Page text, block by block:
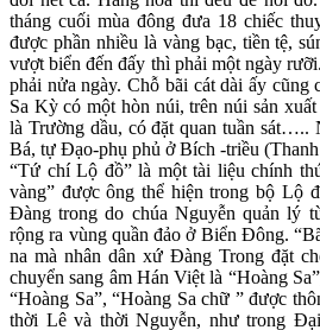
tháng cuối mùa đông đưa 18 chiếc
được phần nhiều là vàng bạc, tiền tệ,
vượt biển đến đấy thì phải một ngày
phải nửa ngày. Chỗ bãi cát dài ấy cũng
Sa Kỳ có một hòn núi, trên núi sản
là Trường dầu, có đặt quan tuần
Bá, tự Đạo-phụ phủ ở Bích -triều
“Tứ chí Lộ đồ” là một tài liệu chính
vàng” được ông thể hiện trong bộ Lộ
Đàng trong do chúa Nguyễn quản lý
rộng ra vùng quần đảo ở Biển Đông.
na mà nhân dân xứ Đàng Trong đặt
chuyển sang âm Hán Việt là “Hoàng
“Hoàng Sa”, “Hoàng Sa chữ ” được
thời Lê và thời Nguyễn, như trong